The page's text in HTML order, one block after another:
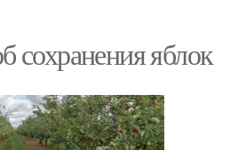
сохранения яблок